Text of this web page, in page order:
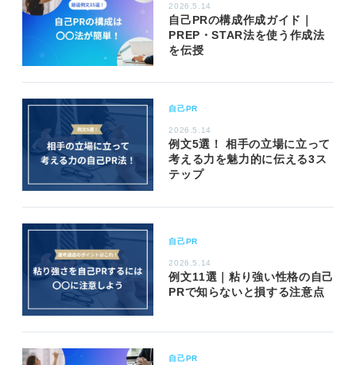
2026.5.14
自己PRの構成作成ガイド｜
PREP・STAR法を使う作成法
を伝授
自己PR
2026.5.14
例文5選！ 相手の立場に立って
考える力を魅力的に伝える3ス
テップ
自己PR
2026.5.14
例文11選｜粘り強い性格の自己
PRで知らないと損する注意点
自己PR